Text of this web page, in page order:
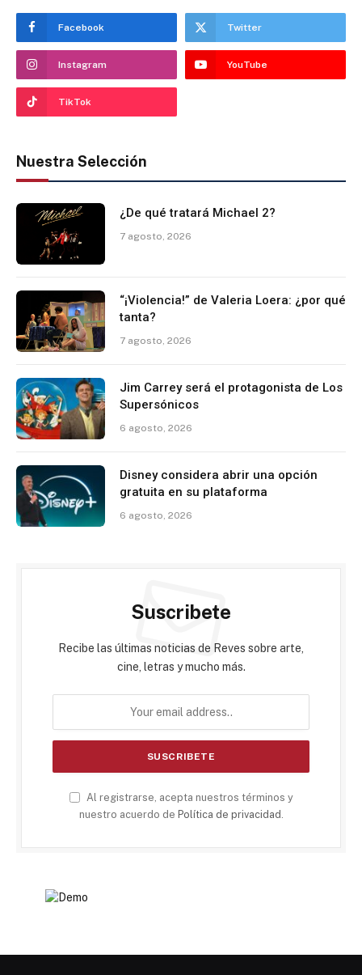
Facebook Twitter
Instagram YouTube
TikTok
Nuestra Selección
¿De qué tratará Michael 2?
7 agosto, 2026
“¡Violencia!” de Valeria Loera: ¿por qué
tanta?
7 agosto, 2026
Jim Carrey será el protagonista de Los
Supersónicos
6 agosto, 2026
Disney considera abrir una opción
gratuita en su plataforma
6 agosto, 2026
Suscribete
Recibe las últimas noticias de Reves sobre arte,
cine, letras y mucho más.
Al registrarse, acepta nuestros términos y
nuestro acuerdo de Política de privacidad